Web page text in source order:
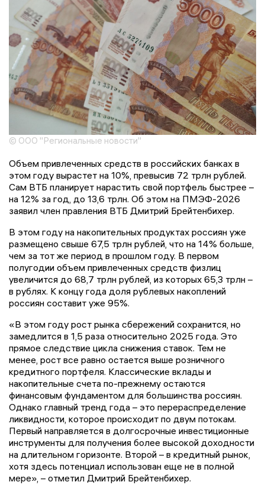
© ООО "Региональные новости"
Объем привлеченных средств в российских банках в
этом году вырастет на 10%, превысив 72 трлн рублей.
Сам ВТБ планирует нарастить свой портфель быстрее –
на 12% за год, до 13,6 трлн. Об этом на ПМЭФ-2026
заявил член правления ВТБ Дмитрий Брейтенбихер.
В этом году на накопительных продуктах россиян уже
размещено свыше 67,5 трлн рублей, что на 14% больше,
чем за тот же период в прошлом году. В первом
полугодии объем привлеченных средств физлиц
увеличится до 68,7 трлн рублей, из которых 65,3 трлн –
в рублях. К концу года доля рублевых накоплений
россиян составит уже 95%.
«В этом году рост рынка сбережений сохранится, но
замедлится в 1,5 раза относительно 2025 года. Это
прямое следствие цикла снижения ставок. Тем не
менее, рост все равно остается выше розничного
кредитного портфеля. Классические вклады и
накопительные счета по-прежнему остаются
финансовым фундаментом для большинства россиян.
Однако главный тренд года – это перераспределение
ликвидности, которое происходит по двум потокам.
Первый направляется в долгосрочные инвестиционные
инструменты для получения более высокой доходности
на длительном горизонте. Второй – в кредитный рынок,
хотя здесь потенциал использован еще не в полной
мере», – отметил Дмитрий Брейтенбихер.